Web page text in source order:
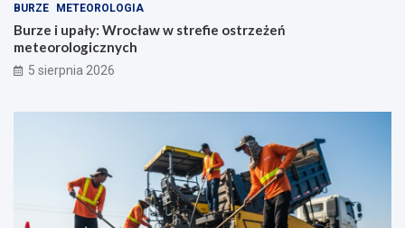
BURZE METEOROLOGIA
Burze i upały: Wrocław w strefie ostrzeżeń
meteorologicznych
5 sierpnia 2026